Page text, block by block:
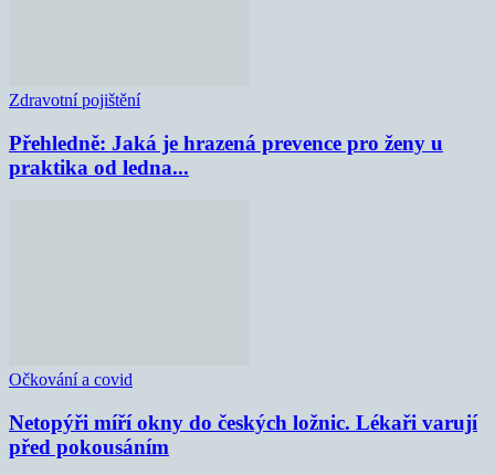
Zdravotní pojištění
Přehledně: Jaká je hrazená prevence pro ženy u
praktika od ledna...
Očkování a covid
Netopýři míří okny do českých ložnic. Lékaři varují
před pokousáním